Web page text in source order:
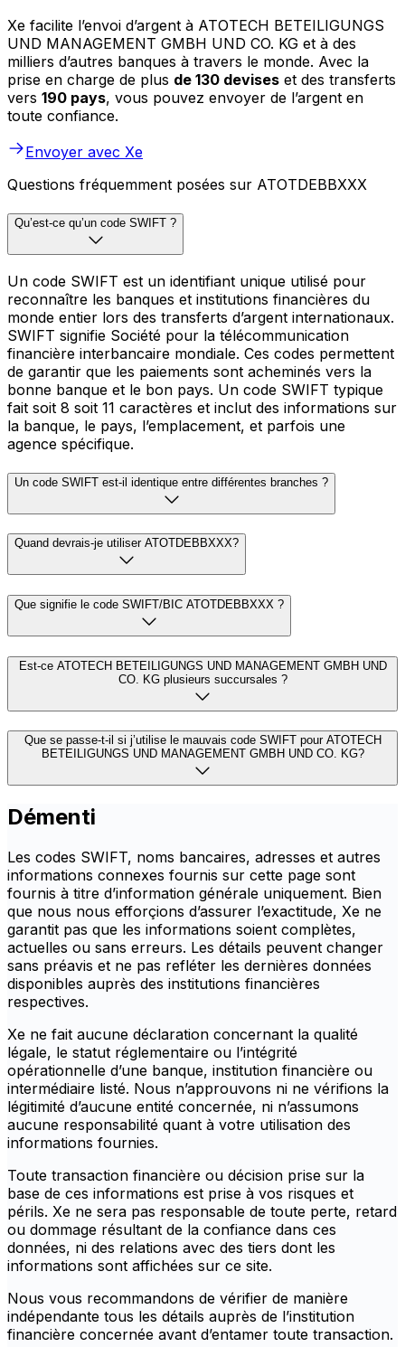
Xe facilite l’envoi d’argent à ATOTECH BETEILIGUNGS
UND MANAGEMENT GMBH UND CO. KG et à des
milliers d’autres banques à travers le monde. Avec la
prise en charge de plus de 130 devises et des transferts
vers 190 pays, vous pouvez envoyer de l’argent en
toute confiance.
Envoyer avec Xe
Questions fréquemment posées sur ATOTDEBBXXX
Qu’est-ce qu’un code SWIFT ?
Un code SWIFT est un identifiant unique utilisé pour
reconnaître les banques et institutions financières du
monde entier lors des transferts d’argent internationaux.
SWIFT signifie Société pour la télécommunication
financière interbancaire mondiale. Ces codes permettent
de garantir que les paiements sont acheminés vers la
bonne banque et le bon pays. Un code SWIFT typique
fait soit 8 soit 11 caractères et inclut des informations sur
la banque, le pays, l’emplacement, et parfois une
agence spécifique.
Un code SWIFT est-il identique entre différentes branches ?
Quand devrais-je utiliser ATOTDEBBXXX?
Que signifie le code SWIFT/BIC ATOTDEBBXXX ?
Est-ce ATOTECH BETEILIGUNGS UND MANAGEMENT GMBH UND
CO. KG plusieurs succursales ?
Que se passe-t-il si j’utilise le mauvais code SWIFT pour ATOTECH
BETEILIGUNGS UND MANAGEMENT GMBH UND CO. KG?
Démenti
Les codes SWIFT, noms bancaires, adresses et autres
informations connexes fournis sur cette page sont
fournis à titre d’information générale uniquement. Bien
que nous nous efforçions d’assurer l’exactitude, Xe ne
garantit pas que les informations soient complètes,
actuelles ou sans erreurs. Les détails peuvent changer
sans préavis et ne pas refléter les dernières données
disponibles auprès des institutions financières
respectives.
Xe ne fait aucune déclaration concernant la qualité
légale, le statut réglementaire ou l’intégrité
opérationnelle d’une banque, institution financière ou
intermédiaire listé. Nous n’approuvons ni ne vérifions la
légitimité d’aucune entité concernée, ni n’assumons
aucune responsabilité quant à votre utilisation des
informations fournies.
Toute transaction financière ou décision prise sur la
base de ces informations est prise à vos risques et
périls. Xe ne sera pas responsable de toute perte, retard
ou dommage résultant de la confiance dans ces
données, ni des relations avec des tiers dont les
informations sont affichées sur ce site.
Nous vous recommandons de vérifier de manière
indépendante tous les détails auprès de l’institution
financière concernée avant d’entamer toute transaction.